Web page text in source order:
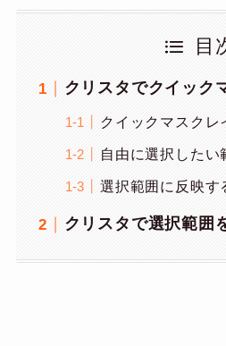
目
クリスタでクイック
クイックマスクレ
自由に選択したい
選択範囲に反映す
クリスタで選択範囲